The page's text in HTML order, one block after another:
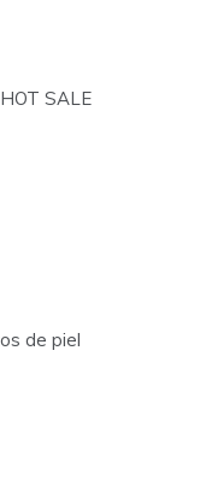
SALE
de piel